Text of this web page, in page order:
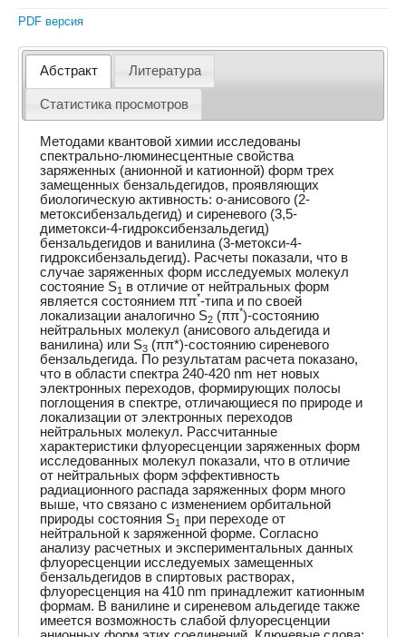
PDF версия
Абстракт Литература
Статистика просмотров
Методами квантовой химии исследованы
спектрально-люминесцентные свойства
заряженных (анионной и катионной) форм трех
замещенных бензальдегидов, проявляющих
биологическую активность: o-анисового (2-
метоксибензальдегид) и сиреневого (3,5-
диметокси-4-гидроксибензальдегид)
бензальдегидов и ванилина (3-метокси-4-
гидроксибензальдегид). Расчеты показали, что в
случае заряженных форм исследуемых молекул
состояние S1 в отличие от нейтральных форм
является состоянием ππ*-типа и по своей
локализации аналогично S2 (ππ*)-состоянию
нейтральных молекул (анисового альдегида и
ванилина) или S3 (ππ*)-состоянию сиреневого
бензальдегида. По результатам расчета показано,
что в области спектра 240-420 nm нет новых
электронных переходов, формирующих полосы
поглощения в спектре, отличающиеся по природе и
локализации от электронных переходов
нейтральных молекул. Рассчитанные
характеристики флуоресценции заряженных форм
исследованных молекул показали, что в отличие
от нейтральных форм эффективность
радиационного распада заряженных форм много
выше, что связано с изменением орбитальной
природы состояния S1 при переходе от
нейтральной к заряженной форме. Согласно
анализу расчетных и экспериментальных данных
флуоресценции исследуемых замещенных
бензальдегидов в спиртовых растворах,
флуоресценция на 410 nm принадлежит катионным
формам. В ванилине и сиреневом альдегиде также
имеется возможность слабой флуоресценции